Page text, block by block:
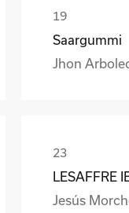
Saargummi
Jhon
LESAFFRE
Jesús